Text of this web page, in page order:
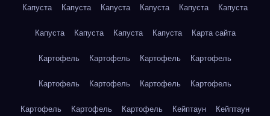
Капуста Капуста Капуста Капуста Капуста Капуста
Капуста Капуста Капуста Капуста Карта сайта
Картофель Картофель Картофель Картофель
Картофель Картофель Картофель Картофель
Картофель Картофель Картофель Кейптаун Кейптаун